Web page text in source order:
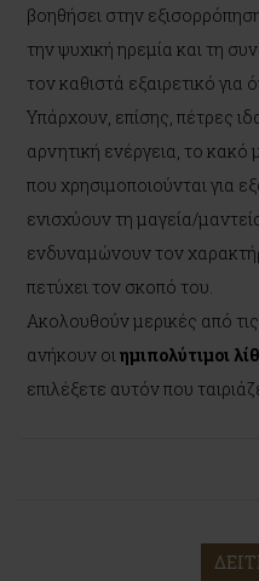
βοηθήσει στην
την ψυχική ηρεμία και τη
τον καθιστά εξαιρετικό για
Υπάρχουν, επίσης, πέτρες
αρνητική ενέργεια, το
που χρησιμοποιούνται για
ενισχύουν τη μαγεία/
ενδυναμώνουν τον
πετύχει τον σκοπό του.
Ακολουθούν μερικές από
ανήκουν οι ημιπολύτιμοι
επιλέξετε αυτόν που